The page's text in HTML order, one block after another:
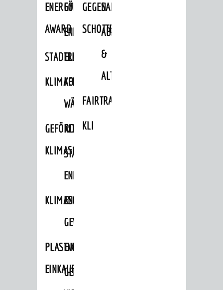
ENERGY
AWARD
FÖRDERPROGRAMME
ENERGIEBERATUNG
STADTRADELN
ELEKTROMOBILITÄTSBERATUNG
KLIMAFITKOMMUNALE
WÄRMEPLANUNG
GEFÖRDERTE
KLIMASCHUTZMASSNAHMEN
KLIMASCHUTZKONZEPT
STÄDTISCHES
ENERGIEMANAGEMENT
KLIMASCHUTZKOMMISSION
ENERGIEKARAWANE
GEWERBE
PLASTIKTÜTENFREIE
EINKAUFSSTADT
EVENTS
GEMEINSAME
GEGEN
SCHOTTERGÄRTEN
SANIERUNG/WAIDSEE
ABFALL
&
ALTLASTEN
FAIRTRADE
KLEIDERTAUSCHBÖRSE